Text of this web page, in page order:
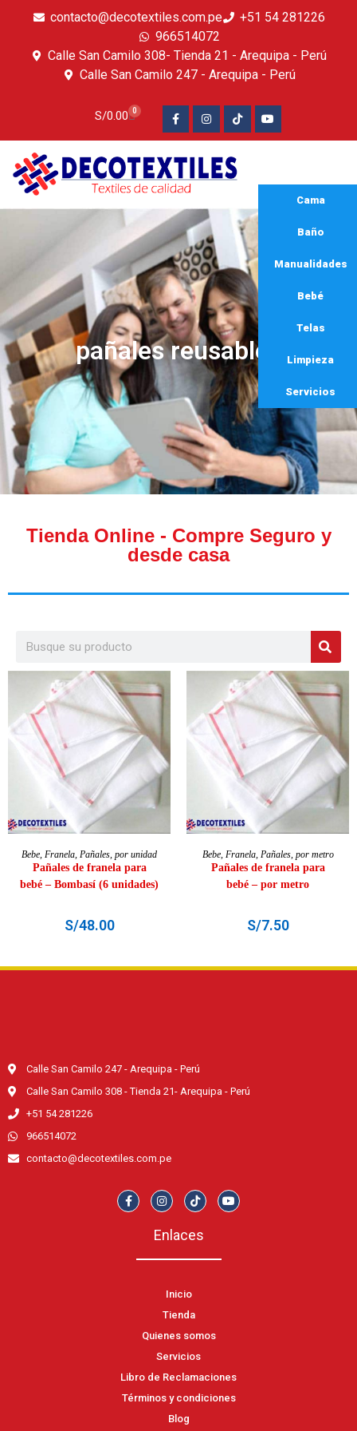
contacto@decotextiles.com.pe
+51 54 281226
966514072
Calle San Camilo 308- Tienda 21 - Arequipa - Perú
Calle San Camilo 247 - Arequipa - Perú​
S/0.00 0
Cama
Baño
Manualidades
Bebé
Telas
Limpieza
Servicios
pañales reusables
Tienda Online - Compre Seguro y
desde casa
AÑADIR AL CARRITO
Bebe, Franela, Pañales, por unidad
Pañales de franela para
bebé – Bombasí (6 unidades)
S/48.00
AÑADIR AL CARRITO
Bebe, Franela, Pañales, por metro
Pañales de franela para
bebé – por metro
S/7.50
Calle San Camilo 247 - Arequipa - Perú
Calle San Camilo 308 - Tienda 21- Arequipa - Perú
+51 54 281226
966514072
contacto@decotextiles.com.pe
Enlaces
Inicio
Tienda
Quienes somos
Servicios
Libro de Reclamaciones
Términos y condiciones
Blog